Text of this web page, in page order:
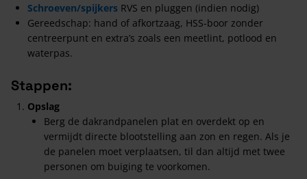
Schroeven/spijkers RVS en pluggen (indien nodig)
Gereedschap: hand of afkortzaag, HSS-boor zonder
centreerpunt en extra’s zoals een meetlint, potlood en
waterpas.
Stappen:
Opslag
Berg de dakrandpanelen plat en overdekt op en
vermijdt directe blootstelling aan zon en regen. Als je
de panelen moet verplaatsen, til dan altijd met twee
personen om buiging te voorkomen.